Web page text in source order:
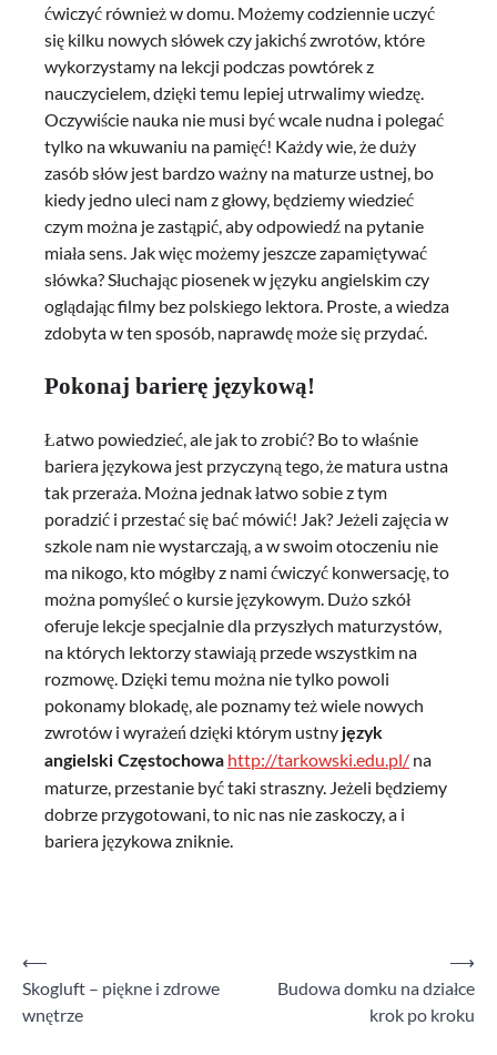
ćwiczyć również w domu. Możemy codziennie uczyć
się kilku nowych słówek czy jakichś zwrotów, które
wykorzystamy na lekcji podczas powtórek z
nauczycielem, dzięki temu lepiej utrwalimy wiedzę.
Oczywiście nauka nie musi być wcale nudna i polegać
tylko na wkuwaniu na pamięć! Każdy wie, że duży
zasób słów jest bardzo ważny na maturze ustnej, bo
kiedy jedno uleci nam z głowy, będziemy wiedzieć
czym można je zastąpić, aby odpowiedź na pytanie
miała sens. Jak więc możemy jeszcze zapamiętywać
słówka? Słuchając piosenek w języku angielskim czy
oglądając filmy bez polskiego lektora. Proste, a wiedza
zdobyta w ten sposób, naprawdę może się przydać.
Pokonaj barierę językową!
Łatwo powiedzieć, ale jak to zrobić? Bo to właśnie
bariera językowa jest przyczyną tego, że matura ustna
tak przeraża. Można jednak łatwo sobie z tym
poradzić i przestać się bać mówić! Jak? Jeżeli zajęcia w
szkole nam nie wystarczają, a w swoim otoczeniu nie
ma nikogo, kto mógłby z nami ćwiczyć konwersację, to
można pomyśleć o kursie językowym. Dużo szkół
oferuje lekcje specjalnie dla przyszłych maturzystów,
na których lektorzy stawiają przede wszystkim na
rozmowę. Dzięki temu można nie tylko powoli
pokonamy blokadę, ale poznamy też wiele nowych
zwrotów i wyrażeń dzięki którym ustnyjęzyk
angielski Częstochowa http://tarkowski.edu.pl/ na
maturze, przestanie być taki straszny. Jeżeli będziemy
dobrze przygotowani, to nic nas nie zaskoczy, a i
bariera językowa zniknie.
Nawigacja
wpisu
⟵
Skogluft – piękne i zdrowe
wnętrze
Budowa domku na działce
krok po kroku
⟶